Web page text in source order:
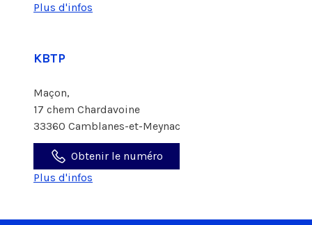
Plus d'infos
KBTP
Maçon,
17 chem Chardavoine
33360 Camblanes-et-Meynac
Obtenir le numéro
Plus d'infos